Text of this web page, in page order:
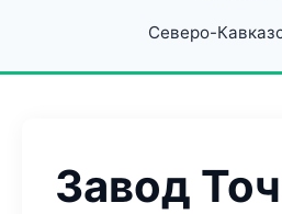
Северо-
Завод